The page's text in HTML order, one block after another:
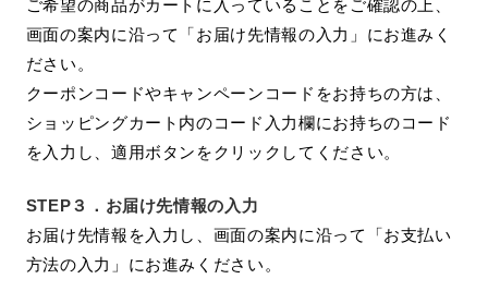
ご希望の商品がカートに入っていることをご確認の上、
画面の案内に沿って「お届け先情報の入力」にお進みく
ださい。
クーポンコードやキャンペーンコードをお持ちの方は、
ショッピングカート内のコード入力欄にお持ちのコード
を入力し、適用ボタンをクリックしてください。
STEP３． お届け先情報の入力
お届け先情報を入力し、画面の案内に沿って「お支払い
方法の入力」にお進みください。